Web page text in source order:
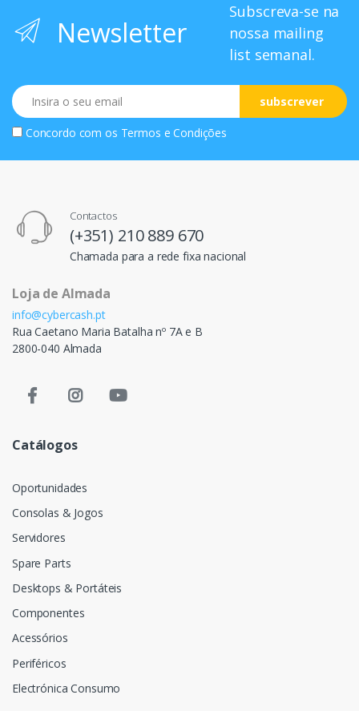
Newsletter
Subscreva-se na
nossa mailing
list semanal.
Email
subscrever
Concordo com os Termos e Condições
Contactos
(+351) 210 889 670
Chamada para a rede fixa nacional
Loja de Almada
info@cybercash.pt
Rua Caetano Maria Batalha nº 7A e B
2800-040 Almada
Catálogos
Oportunidades
Consolas & Jogos
Servidores
Spare Parts
Desktops & Portáteis
Componentes
Acessórios
Periféricos
Electrónica Consumo